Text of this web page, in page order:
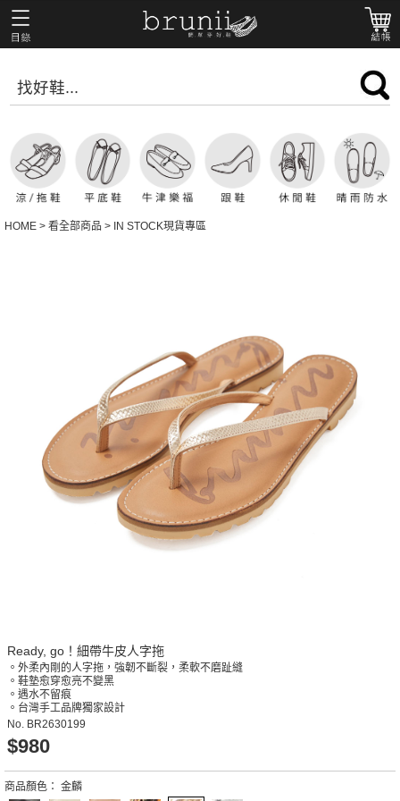
HOME > 看全部商品 > IN STOCK現貨專區
Ready, go！細帶牛皮人字拖
。外柔內剛的人字拖，強韌不斷裂，柔軟不磨趾縫
。鞋墊愈穿愈亮不變黑
。遇水不留痕
。台灣手工品牌獨家設計
No. BR2630199
$980
商品顏色： 金麟